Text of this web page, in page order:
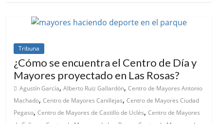
Tribuna
¿Cómo se encuentra el Centro de Día y
Mayores proyectado en Las Rosas?
Agustín García,Alberto Ruiz Gallardón,Centro de Mayores Antonio
Machado,Centro de Mayores Canillejas,Centro de Mayores Ciudad
Pegaso,Centro de Mayores de Castillo de Uclés,Centro de Mayores